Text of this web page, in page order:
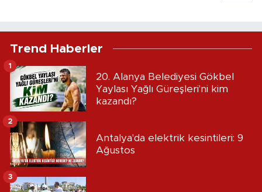
Trend Haberler
20. Alanya Belediyesi Gökbel
Yaylası Yağlı Güreşleri'ni kim
kazandı?
1
Antalya'da elektrik kesintileri: 9
Ağustos
2
3